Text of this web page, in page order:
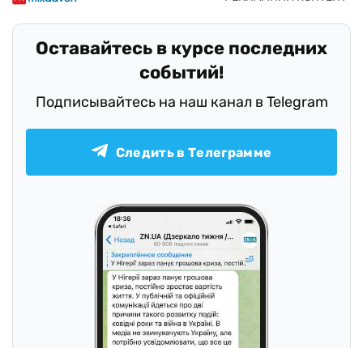
Оставайтесь в курсе последних
событий!
Подписывайтесь на наш канал в Telegram
Следить в Телеграмме